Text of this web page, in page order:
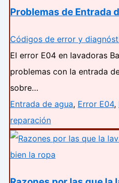
Problemas de Entrada
Códigos de error y
El error E04 en lavadoras
problemas con la entrada
sobre…
Entrada de agua, Error E04,
reparación